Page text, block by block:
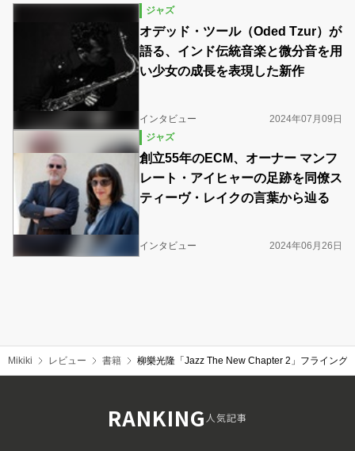
ジャズ
オデッド・ツール（Oded Tzur）が
語る、インド伝統音楽と微分音を用
い少女の成長を表現した新作
インタビュー
2024年07月09日
ジャズ
創立55年のECM、オーナー マンフ
レート・アイヒャーの足跡を同僚ス
ティーヴ・レイクの言葉から辿る
インタビュー 2024年06月26日
Mikiki レビュー 書籍 柳樂光隆「Jazz The New Chapter 2」フライング
RANKING人気記事